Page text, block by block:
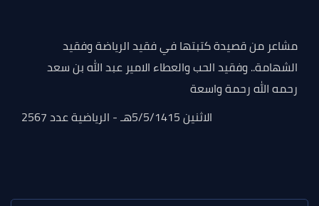
مشاعر من قصيدة كتبتها في فقيد الرياضة وفقيد
الشهامة.. وفقيد الحب والعطاء الامير عبد الله بن سعد
رحمه الله رحمة واسعة
الاثنين 5/5/1415هـ - الرياضية عدد 2567